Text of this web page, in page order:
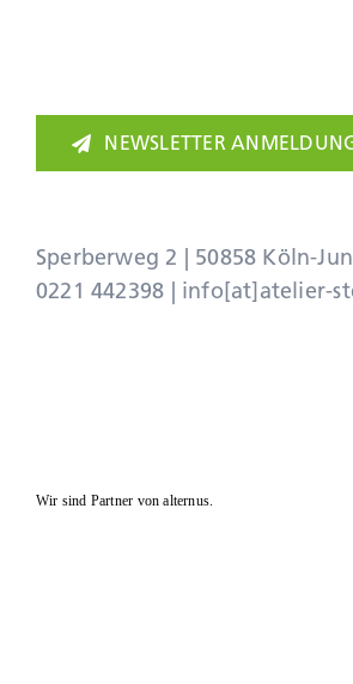
NEWSLETTER
Wir sind Partner von alternus.
Sperberweg 2 | 50858 Köln-
0221 442398 | info[at]atelier-